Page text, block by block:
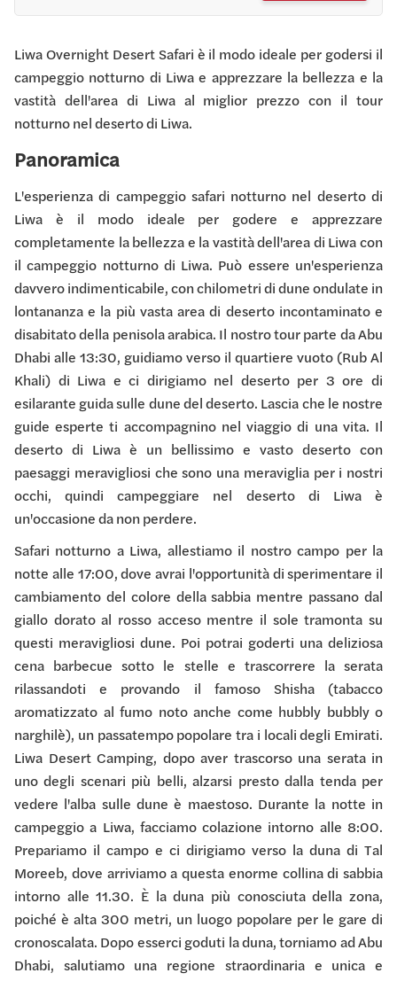
Liwa Overnight Desert Safari è il modo ideale per godersi il
campeggio notturno di Liwa e apprezzare la bellezza e la
vastità dell'area di Liwa al miglior prezzo con il tour
notturno nel deserto di Liwa.
Panoramica
L'esperienza di campeggio safari notturno nel deserto di
Liwa è il modo ideale per godere e apprezzare
completamente la bellezza e la vastità dell'area di Liwa con
il campeggio notturno di Liwa. Può essere un'esperienza
davvero indimenticabile, con chilometri di dune ondulate in
lontananza e la più vasta area di deserto incontaminato e
disabitato della penisola arabica. Il nostro tour parte da Abu
Dhabi alle 13:30, guidiamo verso il quartiere vuoto (Rub Al
Khali) di Liwa e ci dirigiamo nel deserto per 3 ore di
esilarante guida sulle dune del deserto. Lascia che le nostre
guide esperte ti accompagnino nel viaggio di una vita. Il
deserto di Liwa è un bellissimo e vasto deserto con
paesaggi meravigliosi che sono una meraviglia per i nostri
occhi, quindi campeggiare nel deserto di Liwa è
un'occasione da non perdere.
Safari notturno a Liwa, allestiamo il nostro campo per la
notte alle 17:00, dove avrai l'opportunità di sperimentare il
cambiamento del colore della sabbia mentre passano dal
giallo dorato al rosso acceso mentre il sole tramonta su
questi meravigliosi dune. Poi potrai goderti una deliziosa
cena barbecue sotto le stelle e trascorrere la serata
rilassandoti e provando il famoso Shisha (tabacco
aromatizzato al fumo noto anche come hubbly bubbly o
narghilè), un passatempo popolare tra i locali degli Emirati.
Liwa Desert Camping, dopo aver trascorso una serata in
uno degli scenari più belli, alzarsi presto dalla tenda per
vedere l'alba sulle dune è maestoso. Durante la notte in
campeggio a Liwa, facciamo colazione intorno alle 8:00.
Prepariamo il campo e ci dirigiamo verso la duna di Tal
Moreeb, dove arriviamo a questa enorme collina di sabbia
intorno alle 11.30. È la duna più conosciuta della zona,
poiché è alta 300 metri, un luogo popolare per le gare di
cronoscalata. Dopo esserci goduti la duna, torniamo ad Abu
Dhabi, salutiamo una regione straordinaria e unica e